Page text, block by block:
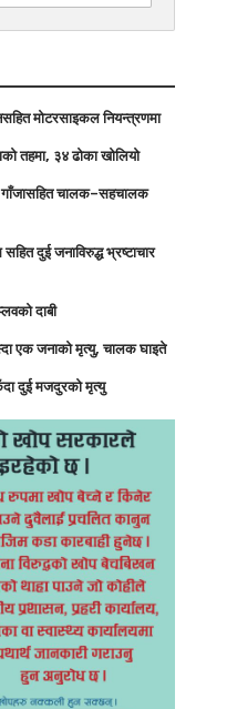
मोटरसाइकल नियन्त्रणमा
तहमा, ३४ ढोका खोलियो
चालक–सहचालक
दुई जनाविरुद्ध भ्रष्टाचार
दाबी
एक जनाको मृत्यु, चालक घाइते
दुई मजदुरको मृत्यु